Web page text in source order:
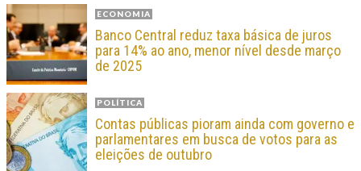
ECONOMIA
Banco Central reduz taxa básica de juros
para 14% ao ano, menor nível desde março
de 2025
POLÍTICA
Contas públicas pioram ainda com governo e
parlamentares em busca de votos para as
eleições de outubro